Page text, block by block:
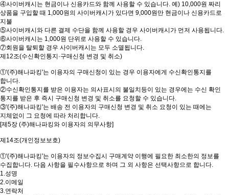
④사이버캐시는 현금이나 신용카드와 함께 사용할 수 있습니다. 예) 10,000원 짜리
상품을 구입할 때 1,000원의 사이버캐시가 있다면 9,000원만 현금이나 신용카드로
지불
⑤사이버캐시와 다른 결제 수단을 함께 사용할 경우 사이버캐시가 먼저 사용됩니다.
⑥사이버캐시는 1,000원 단위로 사용할 수 있습니다.
⑦회원을 탈퇴할 경우 사이버캐시는 모두 소멸됩니다.
제12조(수신확인통지·구매신청 변경 및 취소)
①'(주)해나파킹'는 이용자의 구매신청이 있는 경우 이용자에게 수신확인통지를
합니다.
②수신확인통지를 받은 이용자는 의사표시의 불일치등이 있는 경우에는 수신 확인
통지를 받은 후 즉시 구매신청 변경 및 취소를 요청할 수 있습니다.
③'(주)해나파킹'는 배송 전 이용자의 구매신청 변경 및 취소 요청이 있는 때에는
지체없이 그 요청에 따라 처리합니다.
[제5장 (주)해나파킹와 이용자의 의무사항]
제14조(개인정보보호)
①'(주)해나파킹'는 이용자의 정보수집시 구매계약 이행에 필요한 최소한의 정보를
수집합니다. 다음 사항을 필수사항으로 하며 그 외 사항은 선택사항으로 합니다.
1.성명
2.이메일
3.연락처